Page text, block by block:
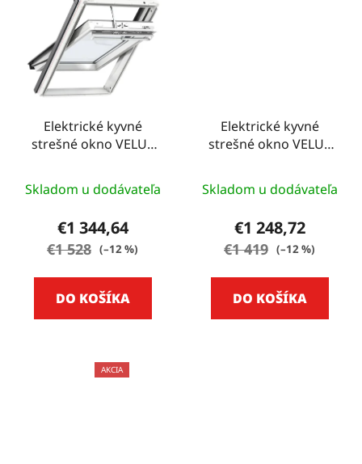
Elektrické kyvné
strešné okno VELUX
Skladom u dodávateľa
€1 344,64
€1 528 (–12 %)
DO KOŠÍKA
Elektrické kyvné
strešné okno VELUX
Skladom u dodávateľa
€1 248,72
€1 419 (–12 %)
DO KOŠÍKA
AKCIA